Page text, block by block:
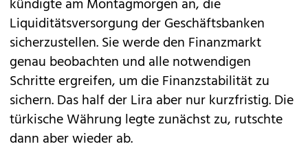
kündigte am Montagmorgen an, die
Liquiditätsversorgung der Geschäftsbanken
sicherzustellen. Sie werde den Finanzmarkt
genau beobachten und alle notwendigen
Schritte ergreifen, um die Finanzstabilität zu
sichern. Das half der Lira aber nur kurzfristig. Die
türkische Währung legte zunächst zu, rutschte
dann aber wieder ab.